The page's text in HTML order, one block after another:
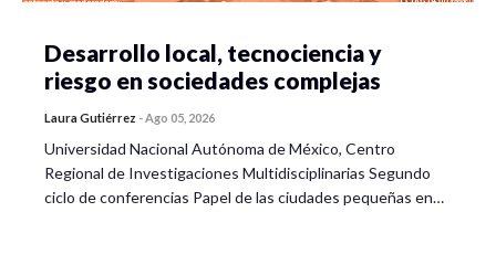
Desarrollo local, tecnociencia y
riesgo en sociedades complejas
Laura Gutiérrez -Ago 05, 2026
Universidad Nacional Autónoma de México, Centro
Regional de Investigaciones Multidisciplinarias Segundo
ciclo de conferencias Papel de las ciudades pequeñas en…